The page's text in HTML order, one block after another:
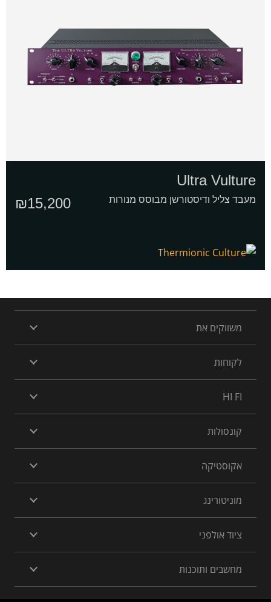
Ultra Vulture
מעבד צליל ודיסטורשן מבוסס מנורות ₪15,200
משווקים את
לקוחות
HI FI
קונסולות
אקוסטיקה
מוניטורינג
ציוד אולפני
מחשבים ותוכנות